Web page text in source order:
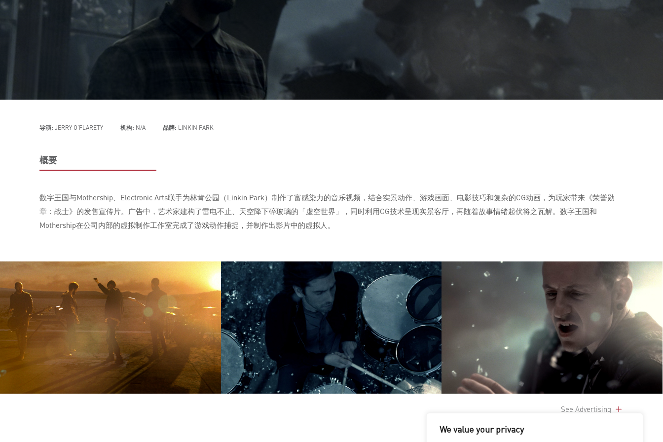
We value your privacy
导演: JERRY O'FLARETY 机构: N/A 品牌: LINKIN PARK
概要
数字王国与Mothership、Electronic Arts联手为林肯公园（Linkin Park）制作了富感染力的音乐视频，结合实景动作、游戏画面、电影技巧和复杂的CG动画，为玩家带来《荣誉勋
章：战士》的发售宣传片。广告中，艺术家建构了雷电不止、天空降下碎玻璃的「虚空世界」，同时利用CG技术呈现实景客厅，再随着故事情绪起伏将之瓦解。数字王国和
Mothership在公司内部的虚拟制作工作室完成了游戏动作捕捉，并制作出影片中的虚拟人。
See Advertising